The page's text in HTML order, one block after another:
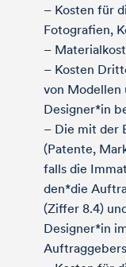
– Kosten für
Fotografien,
–
– Kosten
von Modellen
Designer*in
– Die mit der
(Patente,
falls die
den*die
(Ziffer 8.4)
Designer*in